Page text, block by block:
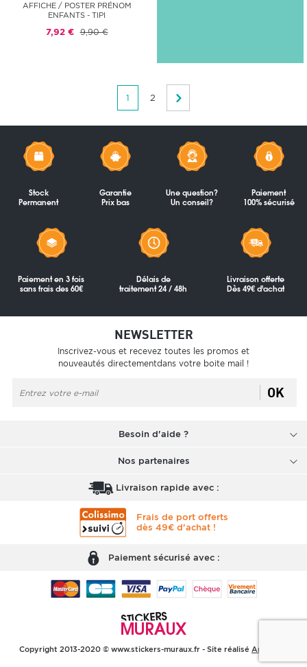
AFFICHE / POSTER PRÉNOM
ENFANTS - TIPI
7,92 € 9,90 €
1 2
Stock
Permanent
Garantie
Prix bas
Une question?
Un conseil?
Paiement
100% sécurisé
Paiement en 3 fois
sans frais des 60€
Délais de
traitement 24 / 48h
Livraison offerte
Dès 49€ d'achat
NEWSLETTER
Inscrivez-vous et recevez toutes les promos et
nouveautés directementdans votre boite mail !
OK
Besoin d'aide ?
Nos partenaires
Livraison rapide avec :
Frais de port offerts
dès 49€ d'achat !
Paiement sécurisé avec :
Copyright 2013-2020 © www.stickers-muraux.fr - Site réalisé Arobases